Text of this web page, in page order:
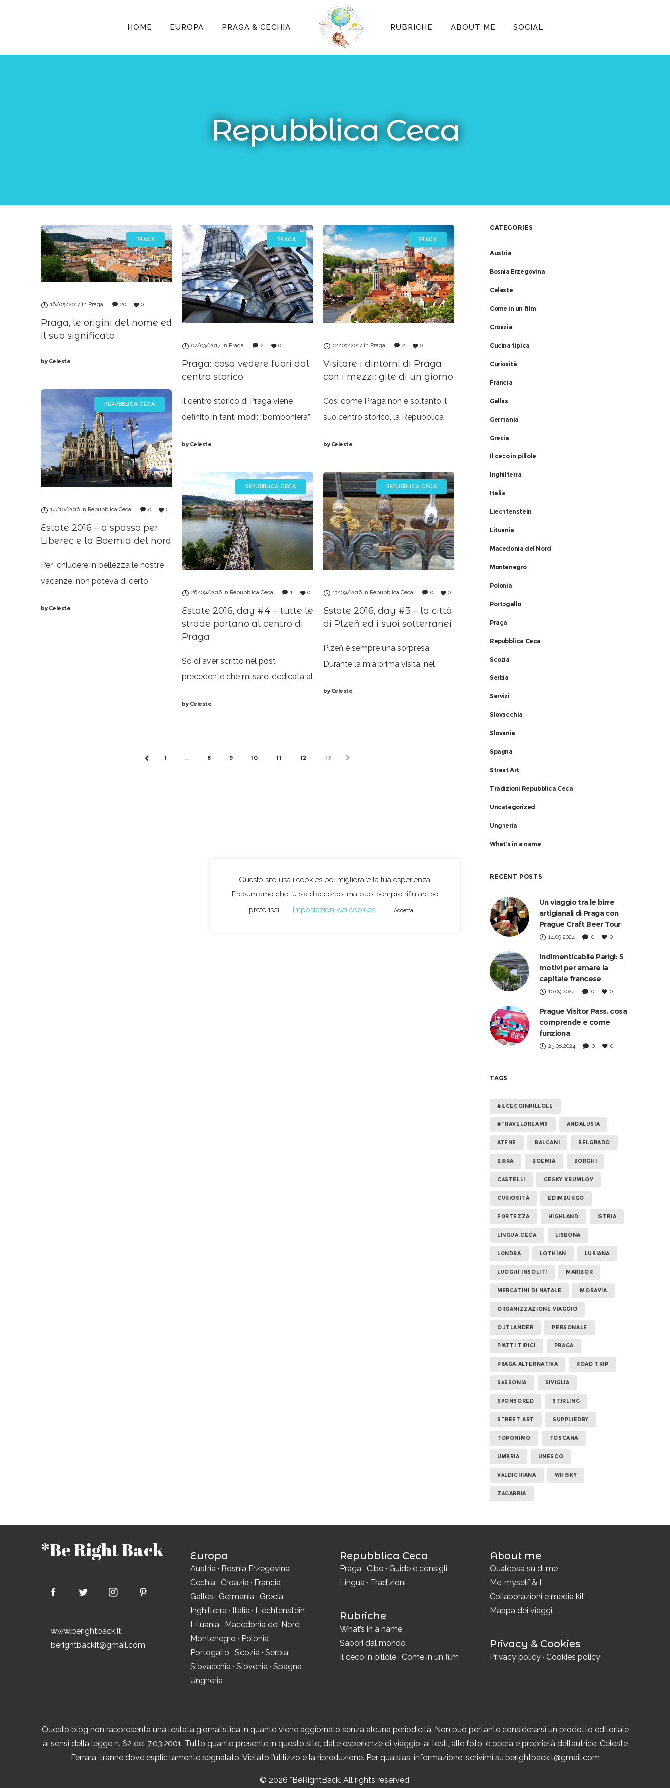
HOME EUROPA PRAGA & CECHIA RUBRICHE ABOUT ME SOCIAL
Repubblica Ceca
PRAGA
16/05/2017 in Praga 20 0
Praga, le origini del nome ed
il suo significato
byCeleste
PRAGA
07/03/2017 in Praga 2 0
Praga: cosa vedere fuori dal
centro storico
Il centro storico di Praga viene
definito in tanti modi: “bomboniera”
più spesso, e come non essere
innegabile.
byCeleste
PRAGA
02/03/2017 in Praga 2 0
Visitare i dintorni di Praga
con i mezzi: gite di un giorno
Così come Praga non è soltanto il
suo centro storico, la Repubblica
ovvie ragioni, a meno che non si
byCeleste
REPUBBLICA CECA
14/10/2016 in Repubblica Ceca 0 0
Estate 2016 – a spasso per
Liberec e la Boemia del nord
Per chiudere in bellezza le nostre
vacanze, non poteva di certo
compagnia degli amici di sempre!
byCeleste
REPUBBLICA CECA
26/09/2016 in Repubblica Ceca 1 0
Estate 2016, day #4 – tutte le
strade portano al centro di
Praga
So di aver scritto nel post
precedente che mi sarei dedicata al
amici nella regione di Liberec, ma in
byCeleste
REPUBBLICA CECA
13/09/2016 in Repubblica Ceca 0 0
Estate 2016, day #3 – la città
di Plzeň ed i suoi sotterranei
Plzeň è sempre una sorpresa.
Durante la mia prima visita, nel
spenta, ma ogni volta che ci torno
byCeleste
PREV1 … 8 9 10 11 12 13 NEXT
CATEGORIES
Austria
Bosnia Erzegovina
Celeste
Come in un film
Croazia
Cucina tipica
Curiosità
Francia
Galles
Germania
Grecia
Il ceco in pillole
Inghilterra
Italia
Liechtenstein
Lituania
Macedonia del Nord
Montenegro
Polonia
Portogallo
Praga
Repubblica Ceca
Scozia
Serbia
Servizi
Slovacchia
Slovenia
Spagna
Street Art
Tradizioni Repubblica Ceca
Uncategorized
Ungheria
What's in a name
RECENT POSTS
Un viaggio tra le birre
artigianali di Praga con
Prague Craft Beer Tour
14.09.2024 0 0
Indimenticabile Parigi: 5
motivi per amare la
capitale francese
10.09.2024 0 0
Prague Visitor Pass, cosa
comprende e come
funziona
25.08.2024 0 0
TAGS
#ILCECOINPILLOLE
#TRAVELDREAMS ANDALUSIA
ATENE BALCANI BELGRADO
BIRRA BOEMIA BORGHI
CASTELLI CESKY KRUMLOV
CURIOSITÀ EDIMBURGO
FORTEZZA HIGHLAND ISTRIA
LINGUA CECA LISBONA
LONDRA LOTHIAN LUBIANA
LUOGHI INSOLITI MARIBOR
MERCATINI DI NATALE MORAVIA
ORGANIZZAZIONE VIAGGIO
OUTLANDER PERSONALE
PIATTI TIPICI PRAGA
PRAGA ALTERNATIVA ROAD TRIP
SASSONIA SIVIGLIA
SPONSORED STIRLING
STREET ART SUPPLIEDBY
TOPONIMO TOSCANA
UMBRIA UNESCO
VALDICHIANA WHISKY
ZAGABRIA
*Be Right Back
www.berightback.it
berightbackit@gmail.com
Europa
Austria · Bosnia Erzegovina
Cechia · Croazia · Francia
Galles · Germania · Grecia
Inghilterra · Italia · Liechtenstein
Lituania · Macedonia del Nord
Montenegro · Polonia
Portogallo · Scozia · Serbia
Slovacchia · Slovenia · Spagna
Ungheria
Repubblica Ceca
Praga · Cibo · Guide e consigli
Lingua · Tradizioni
Rubriche
What’s in a name
Sapori dal mondo
Il ceco in pillole · Come in un film
About me
Qualcosa su di me
Me, myself & I
Collaborazioni e media kit
Mappa dei viaggi
Privacy & Cookies
Privacy policy · Cookies policy
Questo blog non rappresenta una testata giornalistica in quanto viene aggiornato senza alcuna periodicità. Non può pertanto considerarsi un prodotto editoriale
ai sensi della legge n. 62 del 7.03.2001. Tutto quanto presente in questo sito, dalle esperienze di viaggio, ai testi, alle foto, è opera e proprietà dell’autrice, Celeste
Ferrara, tranne dove esplicitamente segnalato. Vietato l’utilizzo e la riproduzione. Per qualsiasi informazione, scrivimi su berightbackit@gmail.com
© 2026 *BeRightBack. All rights reserved.
Questo sito usa i cookies per migliorare la tua esperienza.
Presumiamo che tu sia d'accordo, ma puoi sempre rifiutare se
preferisci.
Impostazioni dei cookies Accetta